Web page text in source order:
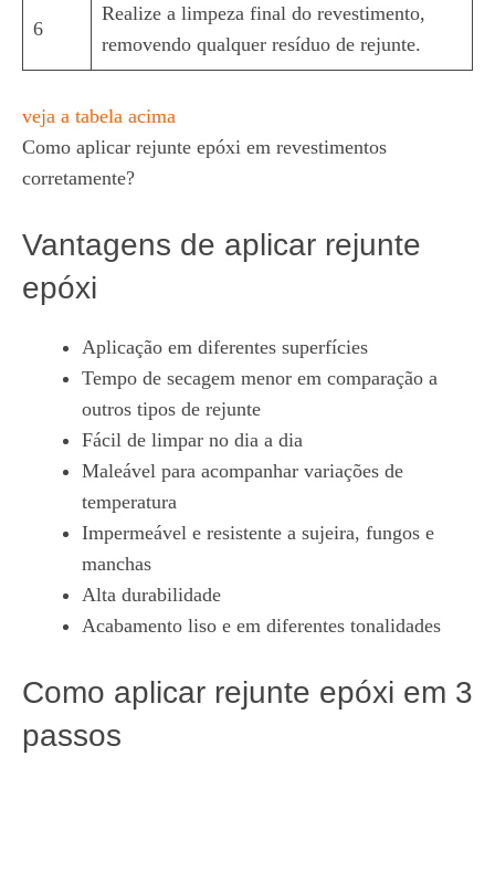
6
Realize a limpeza final do revestimento,
removendo qualquer resíduo de rejunte.
veja a tabela acima
Como aplicar rejunte epóxi em revestimentos
corretamente?
Vantagens de aplicar rejunte
epóxi
Aplicação em diferentes superfícies
Tempo de secagem menor em comparação a
outros tipos de rejunte
Fácil de limpar no dia a dia
Maleável para acompanhar variações de
temperatura
Impermeável e resistente a sujeira, fungos e
manchas
Alta durabilidade
Acabamento liso e em diferentes tonalidades
Como aplicar rejunte epóxi em 3
passos